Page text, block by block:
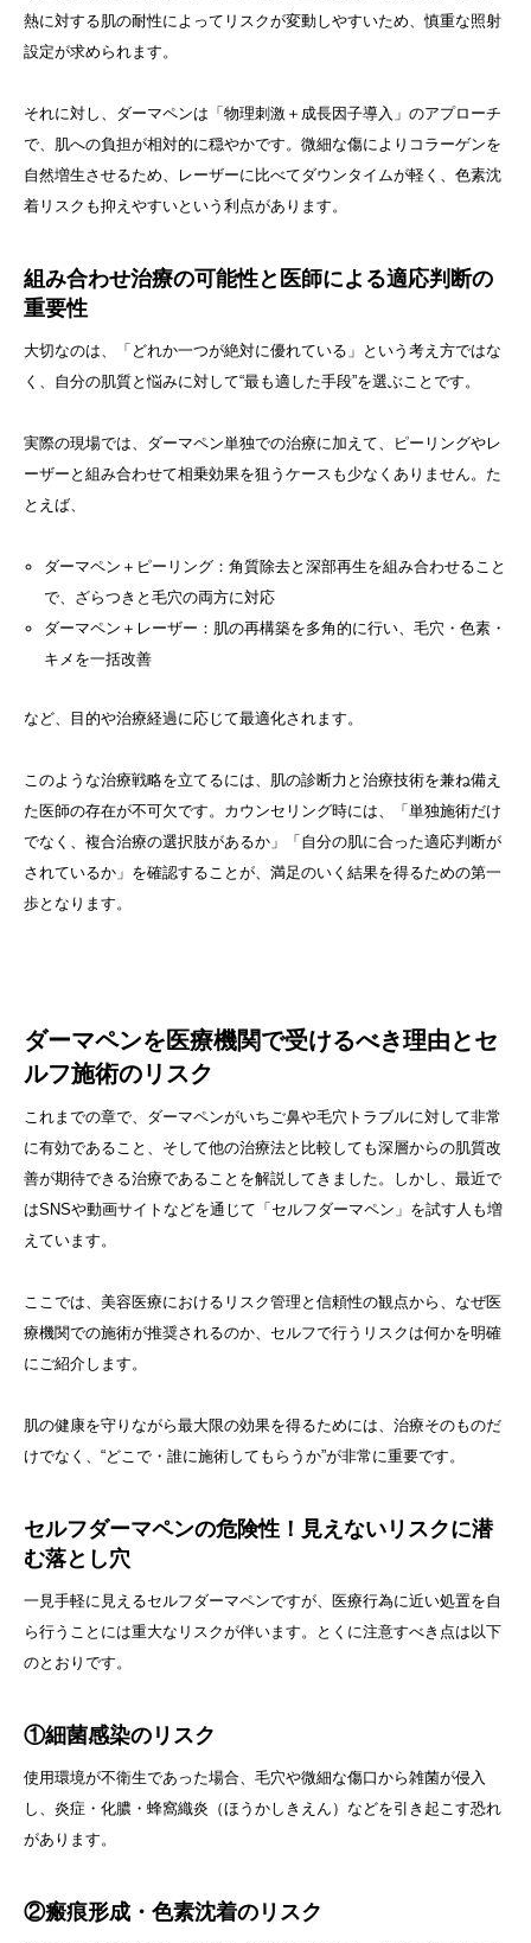
熱に対する肌の耐性によってリスクが変動しやすいため、慎重な照射
設定が求められます。
それに対し、ダーマペンは「物理刺激＋成長因子導入」のアプローチ
で、肌への負担が相対的に穏やかです。微細な傷によりコラーゲンを
自然増生させるため、レーザーに比べてダウンタイムが軽く、色素沈
着リスクも抑えやすいという利点があります。
組み合わせ治療の可能性と医師による適応判断の
重要性
大切なのは、「どれか一つが絶対に優れている」という考え方ではな
く、自分の肌質と悩みに対して“最も適した手段”を選ぶことです。
実際の現場では、ダーマペン単独での治療に加えて、ピーリングやレ
ーザーと組み合わせて相乗効果を狙うケースも少なくありません。た
とえば、
ダーマペン＋ピーリング：角質除去と深部再生を組み合わせること
で、ざらつきと毛穴の両方に対応
ダーマペン＋レーザー：肌の再構築を多角的に行い、毛穴・色素・
キメを一括改善
など、目的や治療経過に応じて最適化されます。
このような治療戦略を立てるには、肌の診断力と治療技術を兼ね備え
た医師の存在が不可欠です。カウンセリング時には、「単独施術だけ
でなく、複合治療の選択肢があるか」「自分の肌に合った適応判断が
されているか」を確認することが、満足のいく結果を得るための第一
歩となります。
ダーマペンを医療機関で受けるべき理由とセ
ルフ施術のリスク
これまでの章で、ダーマペンがいちご鼻や毛穴トラブルに対して非常
に有効であること、そして他の治療法と比較しても深層からの肌質改
善が期待できる治療であることを解説してきました。しかし、最近で
はSNSや動画サイトなどを通じて「セルフダーマペン」を試す人も増
えています。
ここでは、美容医療におけるリスク管理と信頼性の観点から、なぜ医
療機関での施術が推奨されるのか、セルフで行うリスクは何かを明確
にご紹介します。
肌の健康を守りながら最大限の効果を得るためには、治療そのものだ
けでなく、“どこで・誰に施術してもらうか”が非常に重要です。
セルフダーマペンの危険性！見えないリスクに潜
む落とし穴
一見手軽に見えるセルフダーマペンですが、医療行為に近い処置を自
ら行うことには重大なリスクが伴います。とくに注意すべき点は以下
のとおりです。
①細菌感染のリスク
使用環境が不衛生であった場合、毛穴や微細な傷口から雑菌が侵入
し、炎症・化膿・蜂窩織炎（ほうかしきえん）などを引き起こす恐れ
があります。
②瘢痕形成・色素沈着のリスク